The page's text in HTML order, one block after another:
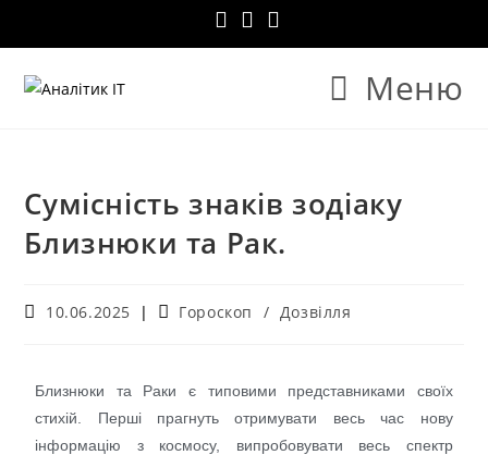
Меню
Сумісність знаків зодіаку
Близнюки та Рак.
10.06.2025 Гороскоп / Дозвілля
Близнюки та Раки є типовими представниками своїх
стихій. Перші прагнуть отримувати весь час нову
інформацію з космосу, випробовувати весь спектр